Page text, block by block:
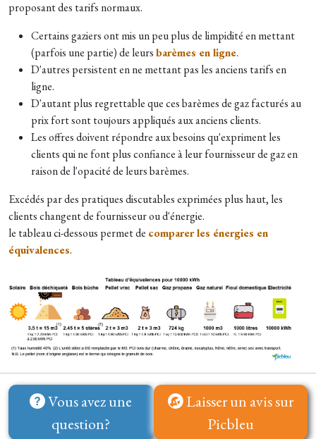
proposant des tarifs normaux.
Certains gaziers ont mis un peu plus de limpidité en mettant
(parfois une partie) de leursbarèmes en ligne.
D'autres persistent en ne mettant pas les anciens tarifs en
ligne.
D'autant plus regrettable que ces barèmes de gaz facturés au
prix fort sont toujours appliqués aux anciens clients.
Les offres doivent répondre aux besoins qu'expriment les
clients qui ne font plus confiance à leur fournisseur de gaz en
raison de l'opacité de leurs barèmes.
Excédés par des pratiques discutables exprimées plus haut, les
clients changent de fournisseur ou d'énergie.
le tableau ci-dessous permet de comparer les énergies en
équivalences.
Vous avez une
question?
Laisser un avis sur
Picbleu